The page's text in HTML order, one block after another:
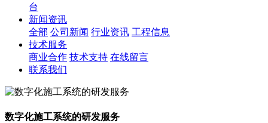
台
新闻资讯
全部 公司新闻 行业资讯 工程信息
技术服务
商业合作 技术支持 在线留言
联系我们
数字化施工系统的研发服务